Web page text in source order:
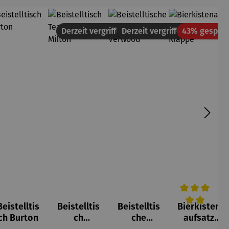
5 Sternen
Burton
Derzeit vergriffen
Beistelltis
ch
Derzeit vergriffen
Beistelltis
che
43% gespart
Bierkisten
aufsatz